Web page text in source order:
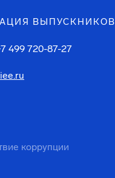
ВЫПУСКНИКОВ
499 720-87-27
коррупции